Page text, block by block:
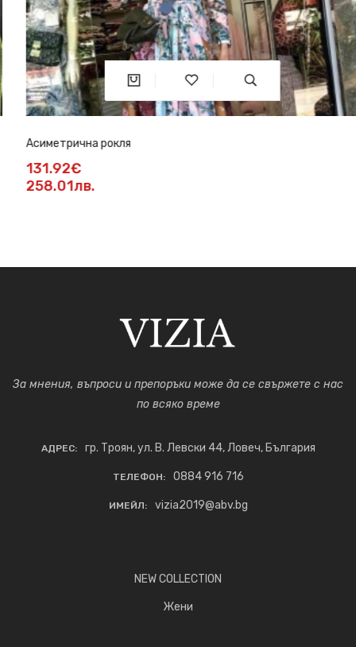
Асиметрична рокля
131.92€
258.01лв.
За мнения, въпроси и препоръки може да се свържете с нас
по всяко време
АДРЕС: гр. Троян, ул. В. Левски 44, Ловеч, България
ТЕЛЕФОН: 0884 916 716
ИМЕЙЛ: vizia2019@abv.bg
NEW COLLECTION
Жени